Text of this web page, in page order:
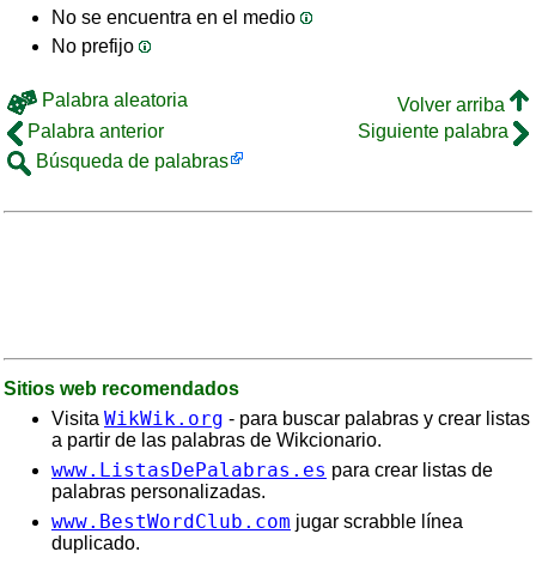
No se encuentra en el medio
No prefijo
Palabra aleatoria
Volver arriba
Palabra anterior
Siguiente palabra
Búsqueda de palabras
Sitios web recomendados
Visita WikWik.org - para buscar palabras y crear listas
a partir de las palabras de Wikcionario.
www.ListasDePalabras.es para crear listas de
palabras personalizadas.
www.BestWordClub.com jugar scrabble línea
duplicado.